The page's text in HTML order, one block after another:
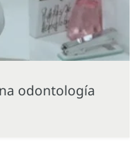
odontología